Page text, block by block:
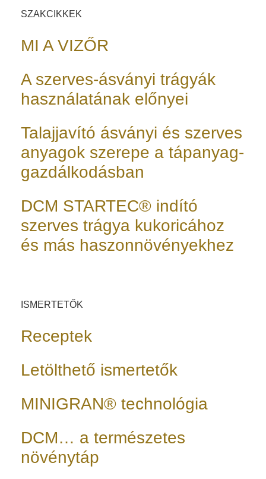
SZAKCIKKEK
MI A VIZŐR
A szerves-ásványi trágyák
használatának előnyei
Talajjavító ásványi és szerves
anyagok szerepe a tápanyag-
gazdálkodásban
DCM STARTEC® indító
szerves trágya kukoricához
és más haszonnövényekhez
ISMERTETŐK
Receptek
Letölthető ismertetők
MINIGRAN® technológia
DCM… a természetes
növénytáp